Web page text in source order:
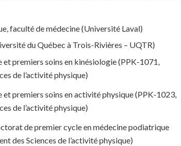
faculté de médecine (Université Laval)
du Québec à Trois-Rivières – UQTR)
premiers soins en kinésiologie (PPK-1071,
de l’activité physique)
premiers soins en activité physique (PPK-1023,
de l’activité physique)
de premier cycle en médecine podiatrique
des Sciences de l’activité physique)